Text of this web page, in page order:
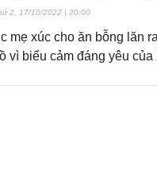
2, 17/10/2022 | 20:00
mẹ xúc cho ăn bỗng lăn
vì biểu cảm đáng yêu của